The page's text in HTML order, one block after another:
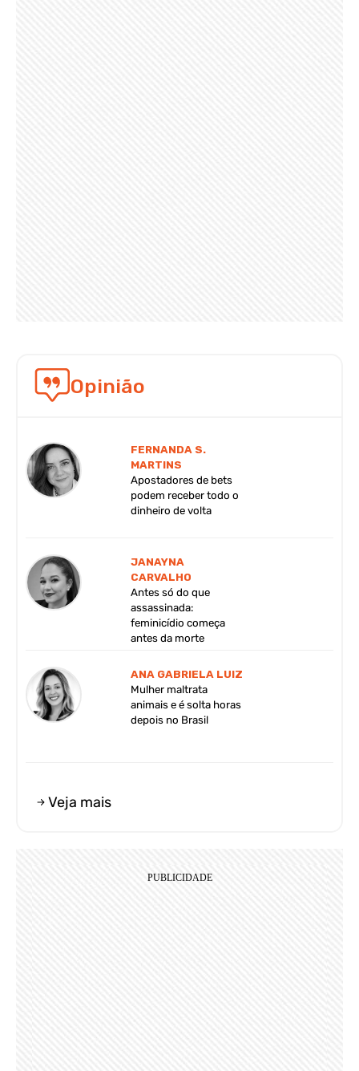
Opinião
FERNANDA S.
MARTINS
Apostadores de bets
podem receber todo o
dinheiro de volta
JANAYNA
CARVALHO
Antes só do que
assassinada:
feminicídio começa
antes da morte
ANA GABRIELA LUIZ
Mulher maltrata
animais e é solta horas
depois no Brasil
Veja mais